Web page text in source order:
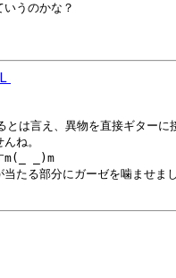
うのかな？
は言え、異物を直接ギターに
ね。
m(_ _)m
当たる部分にガーゼを噛ませ